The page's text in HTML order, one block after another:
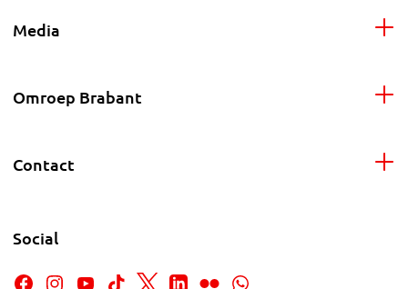
Media
Omroep Brabant
Contact
Social